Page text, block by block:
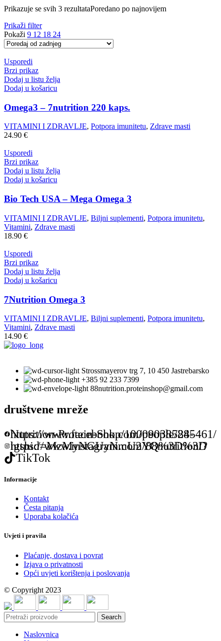
Prikazuje se svih 3 rezultataPoredano po najnovijem
Prikaži filter
Pokaži 9 12 18 24
Usporedi
Brzi prikaz
Dodaj u listu želja
Dodaj u košaricu
Omega3 – 7nutrition 220 kaps.
VITAMINI I ZDRAVLJE, Potpora imunitetu, Zdrave masti
24.90 €
Usporedi
Brzi prikaz
Dodaj u listu želja
Dodaj u košaricu
Bio Tech USA – Mega Omega 3
VITAMINI I ZDRAVLJE, Biljni suplementi, Potpora imunitetu,
Vitamini, Zdrave masti
18.90 €
Usporedi
Brzi prikaz
Dodaj u listu želja
Dodaj u košaricu
7Nutrition Omega 3
VITAMINI I ZDRAVLJE, Biljni suplementi, Potpora imunitetu,
Vitamini, Zdrave masti
14.90 €
Strossmayerov trg 7, 10 450 Jastrebarsko
+385 92 233 7399
88nutrition.proteinshop@gmail.com
društvene mreže
https://www.facebook.com/people/88-Nutrition-Protein-Shop/100090385245461/
https://www.instagram.com/88nutrition/?igshid=MzMyNGUyNmU2YQ%3D%3D
TikTok
Informacije
Kontakt
Česta pitanja
Uporaba kolačića
Uvjeti i pravila
Plaćanje, dostava i povrat
Izjava o privatnosti
Opći uvjeti korištenja i poslovanja
© Copyright 2023
Search
Naslovnica